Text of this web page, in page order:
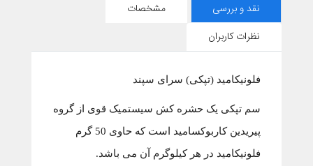
نقد و بررسی
مشخصات
نظرات کاربران
فلونیکامید (تپکی) سرای سپند
سم تپکی یک حشره کش سیستمیک قوی از گروه
پیریدین کاربوکسامید است که حاوی 50 گرم
فلونیکامید در هر کیلوگرم آن می باشد.